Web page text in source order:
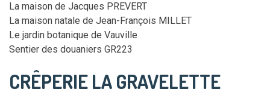
La maison de Jacques PREVERT
La maison natale de Jean-François MILLET
Le jardin botanique de Vauville
Sentier des douaniers GR223
CRÊPERIE LA GRAVELETTE